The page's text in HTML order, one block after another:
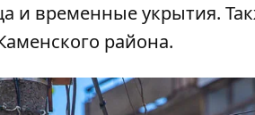
и временные укрытия.
района.